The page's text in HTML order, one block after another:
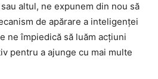
altul, ne expunem din nou să
de apărare a inteligenței
ne împiedică să luăm acțiuni
pentru a ajunge cu mai multe